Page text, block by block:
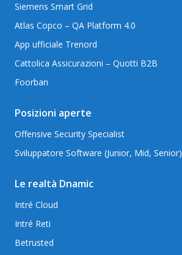
Siemens Smart Grid
Atlas Copco – QA Platform 4.0
App ufficiale Trenord
Cattolica Assicurazioni – Quotti B2B
Foorban
Posizioni aperte
Offensive Security Specialist
Sviluppatore Software (Junior, Mid, Senior)
Le realtà Dnamic
Intré Cloud
Intré Reti
Betrusted